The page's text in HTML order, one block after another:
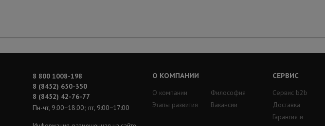
8 800 1008-198
8 (8452) 650-350
8 (8452) 42-76-77
Пн-чт, 9:00−18:00; пт, 9:00−17:00
О КОМПАНИИ
О компании
Этапы развития
Философия
Вакансии
СЕРВИС
Сервис b2b
Доставка
Гарантия и